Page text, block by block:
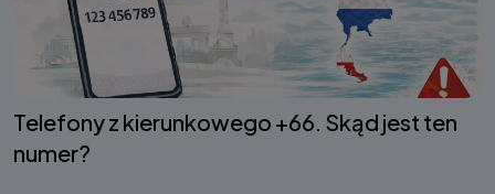
Telefony z kierunkowego +66. Skąd jest ten
numer?